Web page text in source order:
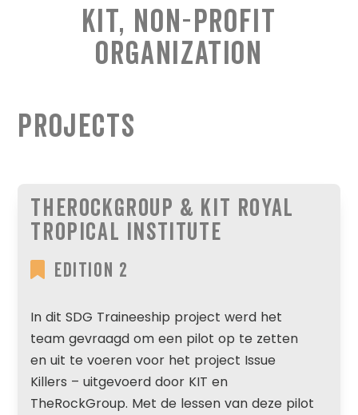
KIT, Non-Profit
Organization
Projects
TheRockGroup & KIT Royal
Tropical Institute
Edition 2
In dit SDG Traineeship project werd het
team gevraagd om een pilot op te zetten
en uit te voeren voor het project Issue
Killers – uitgevoerd door KIT en
TheRockGroup. Met de lessen van deze pilot